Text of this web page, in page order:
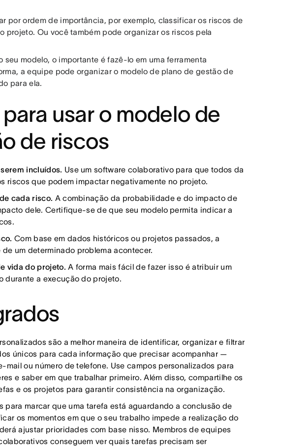
por ordem de importância, por exemplo, classificar os riscos de
projeto. Ou você também pode organizar os riscos pela
seu modelo, o importante é fazê-lo em uma ferramenta
a equipe pode organizar o modelo de plano de gestão de
para ela.
usar o modelo de
de riscos
incluídos. Use um software colaborativo para que todos da
riscos que podem impactar negativamente no projeto.
cada risco. A combinação da probabilidade e do impacto de
dele. Certifique-se de que seu modelo permita indicar a
Com base em dados históricos ou projetos passados, a
um determinado problema acontecer.
vida do projeto. A forma mais fácil de fazer isso é atribuir um
durante a execução do projeto.
são a melhor maneira de identificar, organizar e filtrar
únicos para cada informação que precisar acompanhar —
ou número de telefone. Use campos personalizados para
e saber em que trabalhar primeiro. Além disso, compartilhe os
e os projetos para garantir consistência na organização.
para marcar que uma tarefa está aguardando a conclusão de
os momentos em que o seu trabalho impede a realização do
ajustar prioridades com base nisso. Membros de equipes
conseguem ver quais tarefas precisam ser